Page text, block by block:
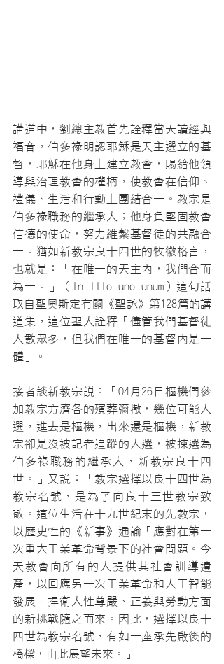
講道中，劉總主教首先詮釋當天讀經與
福音，伯多祿明認耶穌是天主選立的基
督，耶穌在他身上建立教會，賜給他領
導與治理教會的權柄，使教會在信仰、
禮儀、生活和行動上團結合一。教宗是
伯多祿職務的繼承人；他身負堅固教會
信德的使命，努力維繫基督徒的共融合
一。猶如新教宗良十四世的牧徽格言，
也就是：「在唯一的天主內，我們合而
為一。」（In Illo uno unum）這句話
取自聖奧斯定有關《聖詠》第128篇的講
道集，這位聖人詮釋「儘管我們基督徒
人數眾多，但我們在唯一的基督內是一
體」。
接者談新教宗說：「04月26日樞機們參
加教宗方濟各的殯葬彌撒，幾位可能人
選，進去是樞機，出來還是樞機，新教
宗卻是沒被記者追蹤的人選，被揀選為
伯多祿職務的繼承人，新教宗良十四
世。」又說：「教宗選擇以良十四世為
教宗名號，是為了向良十三世教宗致
敬。這位生活在十九世紀末的先教宗，
以歷史性的《新事》通諭「應對在第一
次重大工業革命背景下的社會問題。今
天教會向所有的人提供其社會訓導遺
產，以回應另一次工業革命和人工智能
發展。捍衛人性尊嚴、正義與勞動方面
的新挑戰隨之而來。因此，選擇以良十
四世為教宗名號，有如一座承先啟後的
橋樑，由此展望未來。」